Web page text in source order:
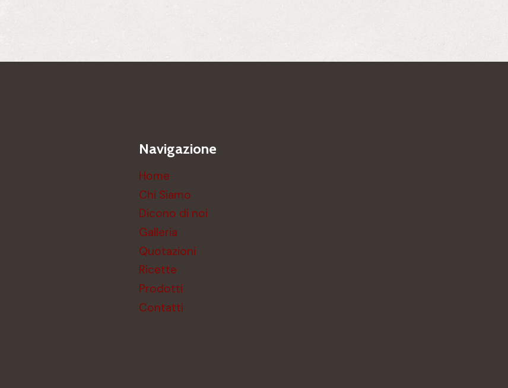
Navigazione
Home
Chi Siamo
Dicono di noi
Galleria
Quotazioni
Ricette
Prodotti
Contatti